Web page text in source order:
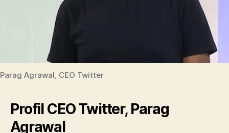
Parag Agrawal, CEO Twitter
Profil CEO Twitter, Parag
Agrawal